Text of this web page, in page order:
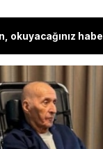
okuyacağınız